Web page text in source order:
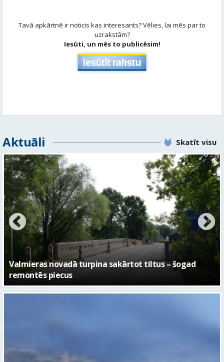
Tavā apkārtnē ir noticis kas interesants? Vēlies, lai mēs par to
uzrakstām?
Iesūti, un mēs to publicēsim!
Aktuāli Skatīt visu
No pagaidu teātra līdz laikmetīgās kultūras centram
– kā attīstīsies “Kurtuve”